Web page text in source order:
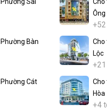
Ông
Bàn
Cho
Lộc
Cát
Cho
Hòa
+4